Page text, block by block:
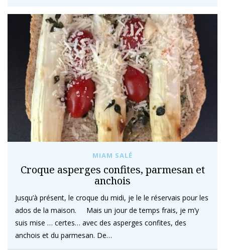
MIAM SALÉ
Croque asperges confites, parmesan et
anchois
Jusqu’à présent, le croque du midi, je le le réservais pour les
ados de la maison. Mais un jour de temps frais, je m’y
suis mise … certes… avec des asperges confites, des
anchois et du parmesan. De…